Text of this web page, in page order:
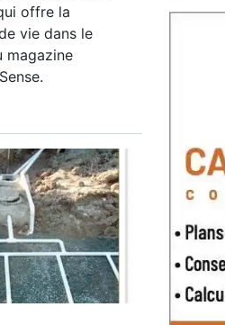
offre la
vie dans le
magazine